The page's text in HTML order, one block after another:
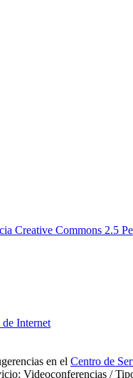
Creative Commons 2.5
Internet
en el Centro de
Videoconferencias /